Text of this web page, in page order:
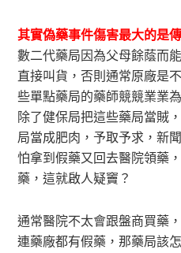
其實偽藥事件傷害最大的是
數二代藥局因為父母餘蔭而
直接叫貨，否則通常原廠是
些單點藥局的藥師競競業業
除了健保局把這些藥局當賊
局當成肥肉，予取予求，新
怕拿到假藥又回去醫院領藥
藥，這就啟人疑竇？
通常醫院不太會跟盤商買藥
連藥廠都有假藥，那藥局該